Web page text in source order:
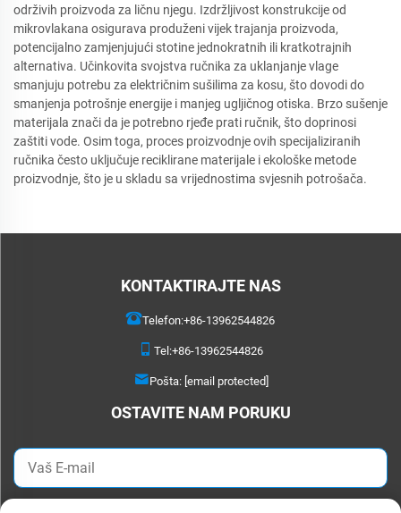
održivih proizvoda za ličnu njegu. Izdržljivost konstrukcije od
mikrovlakana osigurava produženi vijek trajanja proizvoda,
potencijalno zamjenjujući stotine jednokratnih ili kratkotrajnih
alternativa. Učinkovita svojstva ručnika za uklanjanje vlage
smanjuju potrebu za električnim sušilima za kosu, što dovodi do
smanjenja potrošnje energije i manjeg ugljičnog otiska. Brzo sušenje
materijala znači da je potrebno rjeđe prati ručnik, što doprinosi
zaštiti vode. Osim toga, proces proizvodnje ovih specijaliziranih
ručnika često uključuje reciklirane materijale i ekološke metode
proizvodnje, što je u skladu sa vrijednostima svjesnih potrošača.
KONTAKTIRAJTE NAS
Telefon:+86-13962544826
Tel:+86-13962544826
Pošta: [email protected]
OSTAVITE NAM PORUKU